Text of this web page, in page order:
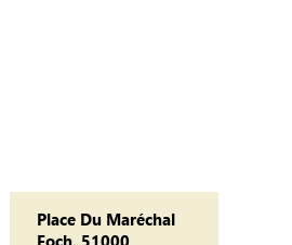
Place Du Maréchal